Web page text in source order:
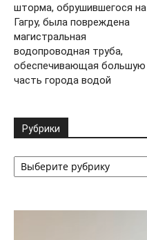
шторма, обрушившегося на
Гагру, была повреждена
магистральная
водопроводная труба,
обеспечивающая большую
часть города водой
Рубрики
Рубрики